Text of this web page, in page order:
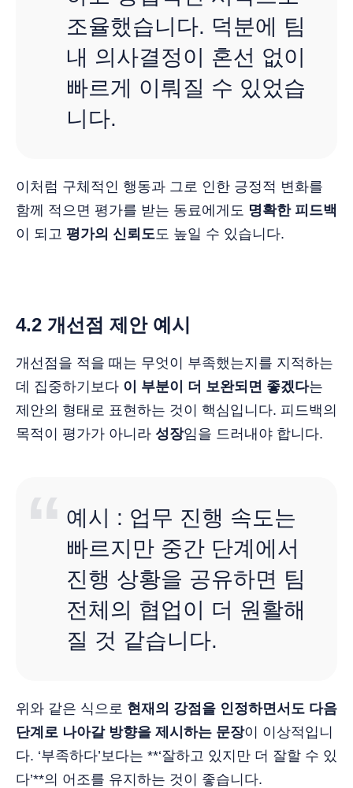
조율했습니다. 덕분에 팀
내 의사결정이 혼선 없이
빠르게 이뤄질 수 있었습
니다.
이처럼 구체적인 행동과 그로 인한 긍정적 변화를
함께 적으면 평가를 받는 동료에게도 명확한 피드백
이 되고 평가의 신뢰도도 높일 수 있습니다.
4.2 개선점 제안 예시
개선점을 적을 때는 무엇이 부족했는지를 지적하는
데 집중하기보다 이 부분이 더 보완되면 좋겠다는
제안의 형태로 표현하는 것이 핵심입니다. 피드백의
목적이 평가가 아니라 성장임을 드러내야 합니다.
예시 : 업무 진행 속도는
빠르지만 중간 단계에서
진행 상황을 공유하면 팀
전체의 협업이 더 원활해
질 것 같습니다.
위와 같은 식으로 현재의 강점을 인정하면서도 다음
단계로 나아갈 방향을 제시하는 문장이 이상적입니
다. ‘부족하다’보다는 **‘잘하고 있지만 더 잘할 수 있
다’**의 어조를 유지하는 것이 좋습니다.